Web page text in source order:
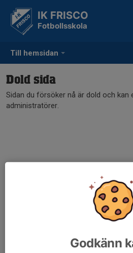
Till hemsidan
IK FRISCO
Fotbollsskola
Dold sida
Sidan du försöker nå är dold och kan
administratörer.
Godkänn